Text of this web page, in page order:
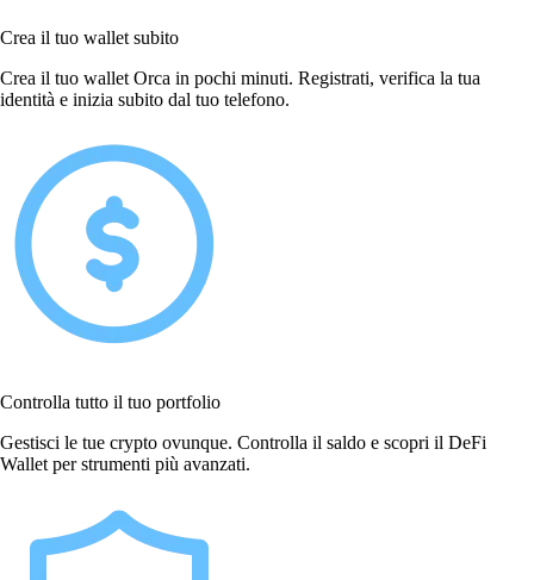
Crea il tuo wallet subito
Crea il tuo wallet Orca in pochi minuti. Registrati, verifica la tua
identità e inizia subito dal tuo telefono.
Controlla tutto il tuo portfolio
Gestisci le tue crypto ovunque. Controlla il saldo e scopri il DeFi
Wallet per strumenti più avanzati.